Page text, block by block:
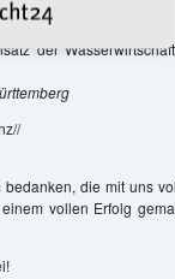
der
bedanken, die mit uns
vollen Erfolg